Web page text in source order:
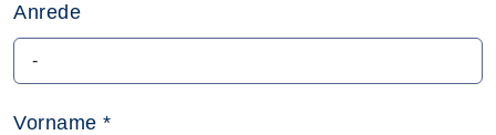
Anrede
Vorname *